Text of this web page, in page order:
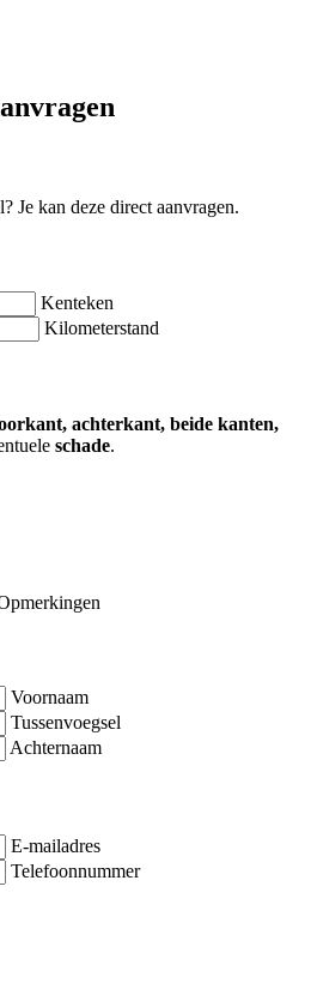
Je kan deze direct aanvragen.
Kenteken
Kilometerstand
achterkant, beide kanten,
schade.
Voornaam
Tussenvoegsel
Achternaam
E-mailadres
Telefoonnummer